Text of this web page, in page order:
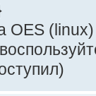
OES